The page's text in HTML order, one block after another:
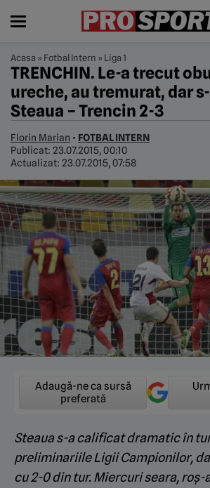
Acasa » Fotbal Intern » Liga 1
TRENCHIN. Le-a trecut
ureche, au tremurat, dar
Steaua – Trencin 2-3
Florin Marian • FOTBAL INTERN
Publicat: 23.07.2015, 00:10
Actualizat: 23.07.2015, 07:58
Adaugă-ne ca sursă
preferată
Steauas-a calificat dramatic în
preliminariile Ligii Campionilor,
cu 2-0 din tur. Miercuri seara,